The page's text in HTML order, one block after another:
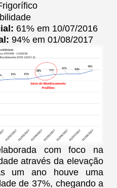
61% em 10/07/2016
94% em 01/08/2017
com foco na
através da elevação
um ano houve uma
de 37%, chegando a